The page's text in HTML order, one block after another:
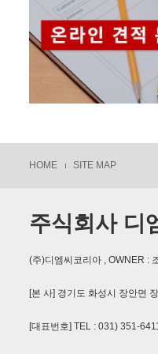
HOME SITE MAP
주식회사 디
(주)디엠씨코리아 , OWNER :
[본 사] 경기도 화성시 장안면
[대표번호] TEL : 031) 351-